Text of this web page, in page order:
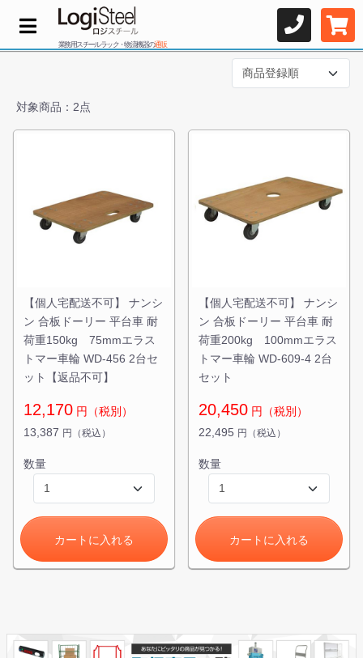
業務用スチールラック・物流機器の通販
対象商品：2点
【個人宅配送不可】 ナンシ
ン 合板ドーリー 平台車 耐
荷重150kg 75mmエラス
トマー車輪 WD-456 2台セ
ット【返品不可】
12,170 円（税別）
13,387 円（税込）
数量
カートに入れる
【個人宅配送不可】 ナンシ
ン 合板ドーリー 平台車 耐
荷重200kg 100mmエラス
トマー車輪 WD-609-4 2台
セット
20,450 円（税別）
22,495 円（税込）
数量
カートに入れる